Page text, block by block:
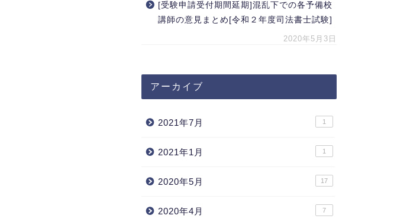
[受験申請受付期間延期]混乱下での各予備校
講師の意見まとめ[令和２年度司法書士試験]
2020年5月3日
アーカイブ
2021年7月 1
2021年1月 1
2020年5月 17
2020年4月 7